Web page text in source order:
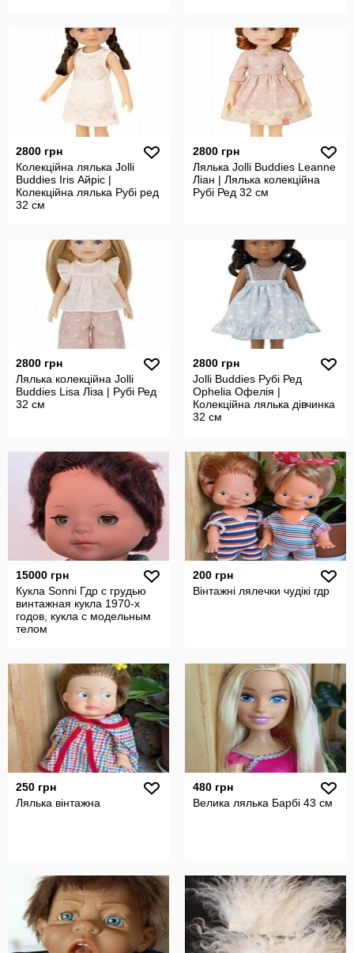
2800 грн
Колекційна лялька Jolli
Buddies Iris Айріс |
Колекційна лялька Рубі ред
32 см
2800 грн
Лялька Jolli Buddies Leanne
Ліан | Лялька колекційна
Рубі Ред 32 см
2800 грн
Лялька колекційна Jolli
Buddies Lisa Ліза | Рубі Ред
32 см
2800 грн
Jolli Buddies Рубі Ред
Ophelia Офелія |
Колекційна лялька дівчинка
32 см
15000 грн
Кукла Sonni Гдр с грудью
винтажная кукла 1970-х
годов, кукла с модельным
телом
200 грн
Вінтажні лялечки чудікі гдр
250 грн
Лялька вінтажна
480 грн
Велика лялька Барбі 43 см